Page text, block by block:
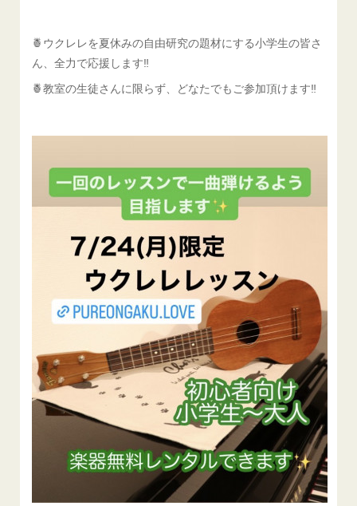
🍍ウクレレを夏休みの自由研究の題材にする小学生の皆さ
ん、全力で応援します‼️
🍍教室の生徒さんに限らず、どなたでもご参加頂けます‼️